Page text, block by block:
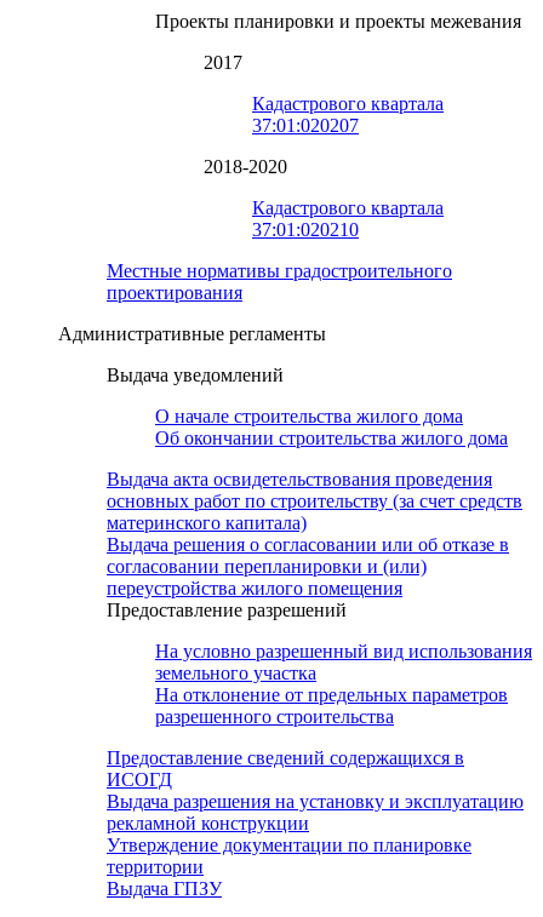
Проекты планировки и проекты межевания
2017
Кадастрового квартала
37:01:020207
2018-2020
Кадастрового квартала
37:01:020210
Местные нормативы градостроительного
проектирования
Административные регламенты
Выдача уведомлений
О начале строительства жилого дома
Об окончании строительства жилого дома
Выдача акта освидетельствования проведения
основных работ по строительству (за счет средств
материнского капитала)
Выдача решения о согласовании или об отказе в
согласовании перепланировки и (или)
переустройства жилого помещения
Предоставление разрешений
На условно разрешенный вид использования
земельного участка
На отклонение от предельных параметров
разрешенного строительства
Предоставление сведений содержащихся в
ИСОГД
Выдача разрешения на установку и эксплуатацию
рекламной конструкции
Утверждение документации по планировке
территории
Выдача ГПЗУ